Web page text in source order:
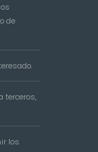
de
terceros,
los